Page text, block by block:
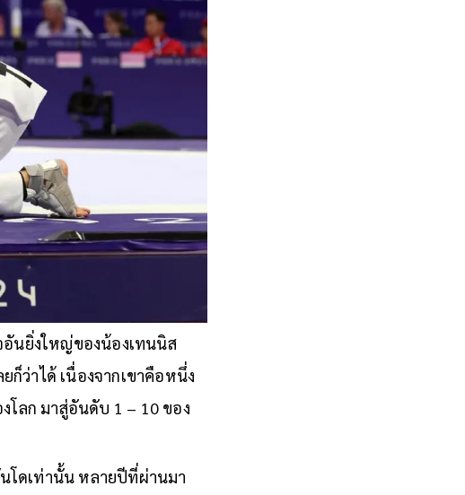
อันยิ่งใหญ่ของน้องเทนนิส
ก็ว่าได้ เนื่องจากเขาคือหนึ่ง
ลก มาสู่อันดับ 1 – 10 ของ
โดเท่านั้น หลายปีที่ผ่านมา